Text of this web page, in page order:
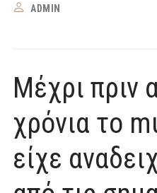
ADMIN
Μέχρι πριν
χρόνια το
είχε